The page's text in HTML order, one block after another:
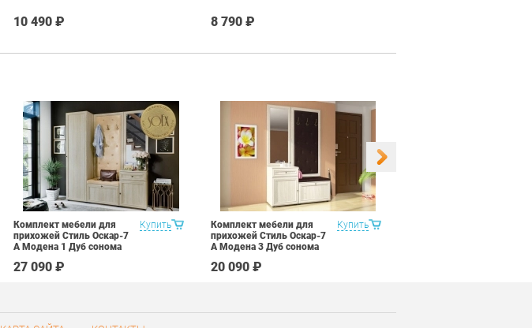
10 490 ₽ 8 790 ₽
Купить
Комплект мебели для
прихожей Стиль Оскар-7
А Модена 1 Дуб сонома
27 090 ₽
Купить
Комплект мебели для
прихожей Стиль Оскар-7
А Модена 3 Дуб сонома
20 090 ₽